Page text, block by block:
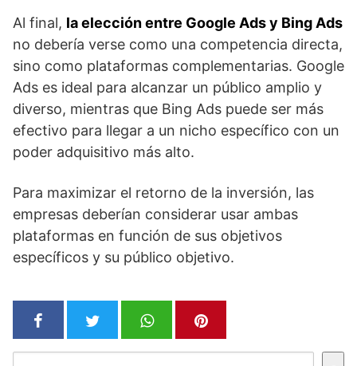
Al final, la elección entre Google Ads y Bing Ads
no debería verse como una competencia directa,
sino como plataformas complementarias. Google
Ads es ideal para alcanzar un público amplio y
diverso, mientras que Bing Ads puede ser más
efectivo para llegar a un nicho específico con un
poder adquisitivo más alto.
Para maximizar el retorno de la inversión, las
empresas deberían considerar usar ambas
plataformas en función de sus objetivos
específicos y su público objetivo.